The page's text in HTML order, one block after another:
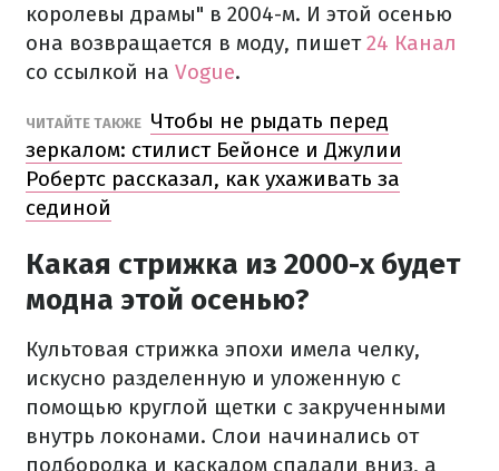
королевы драмы" в 2004-м. И этой осенью
она возвращается в моду, пишет24 Канал
со ссылкой на Vogue.
ЧИТАЙТЕ ТАКЖЕ Чтобы не рыдать перед
зеркалом: стилист Бейонсе и Джулии
Робертс рассказал, как ухаживать за
сединой
Какая стрижка из 2000-х будет
модна этой осенью?
Культовая стрижка эпохи имела челку,
искусно разделенную и уложенную с
помощью круглой щетки с закрученными
внутрь локонами. Слои начинались от
подбородка и каскадом спадали вниз, а